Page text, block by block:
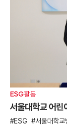
ESG활동
서울대학교 어린
ESG 서울대학교